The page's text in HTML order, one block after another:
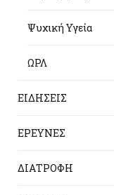
Ψυχική Υγεία
ΩΡΛ
ΕΙΔΗΣΕΙΣ
ΕΡΕΥΝΕΣ
ΔΙΑΤΡΟΦΗ